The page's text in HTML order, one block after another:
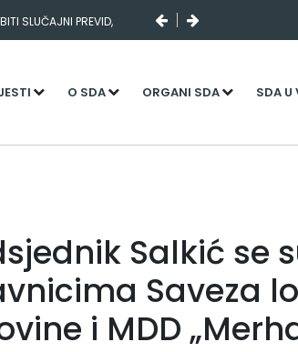
SLUČAJNI PREVID,
NJENI KADROVI
O SDA ORGANI SDA SDA U
Salkić se
Saveza
i MDD